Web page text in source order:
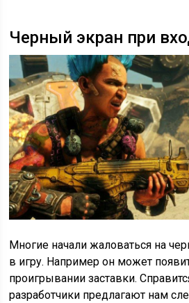
Черный экран при
Многие начали жаловаться на
в игру. Например он может
проигрывании заставки.
разработчики предлагают нам